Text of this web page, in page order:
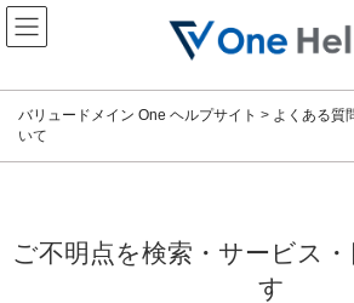
コ
ン
テ
ツ
キ
ナ
ビ
ゲ
シ
に
バリュードメイン One ヘルプサイト > よくある質
いて
ご不明点を検索・サービス
す